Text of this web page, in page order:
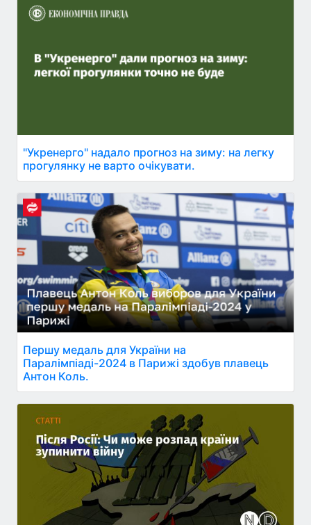
"Укренерго" надало прогноз на зиму: на легку
прогулянку не варто очікувати.
Першу медаль для України на
Паралімпіаді-2024 в Парижі здобув плавець
Антон Коль.